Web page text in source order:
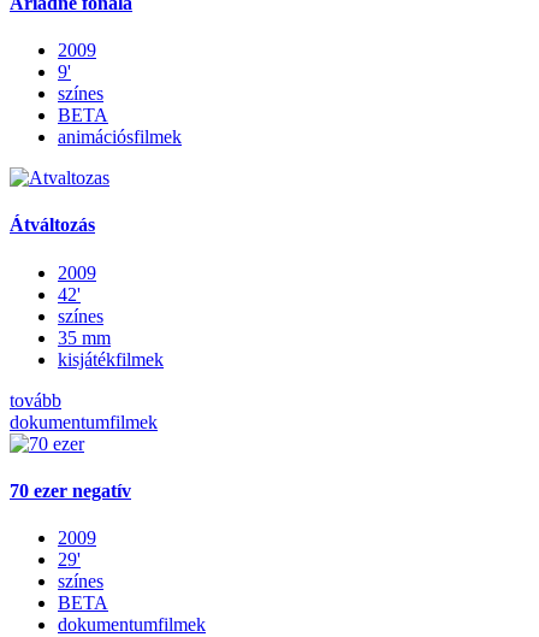
2009
9'
színes
BETA
animációsfilmek
Átváltozás
2009
42'
színes
35 mm
kisjátékfilmek
tovább
dokumentumfilmek
70 ezer negatív
2009
29'
színes
BETA
dokumentumfilmek